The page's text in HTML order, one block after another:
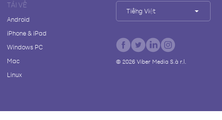
TẢI VỀ
Android
iPhone & iPad
Windows PC
Mac
Linux
Tiếng Việt
© 2026Viber Media S.à r.l.